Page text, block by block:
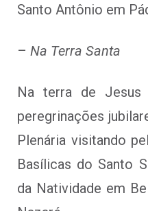
Santo Antônio em
– Na Terra Santa
Na terra de Jesus
peregrinações
Plenária visitando
Basílicas do Santo
da Natividade em